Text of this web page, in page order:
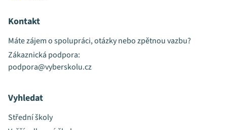
Kontakt
Máte zájem o spolupráci, otázky nebo zpětnou vazbu?
Zákaznická podpora:
podpora@vyberskolu.cz
Vyhledat
Střední školy